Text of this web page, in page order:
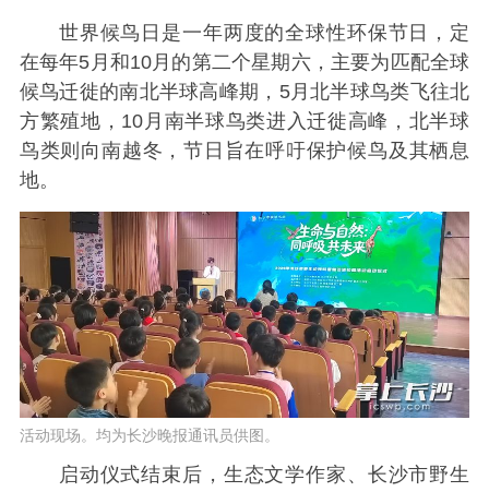
世界候鸟日是一年两度的全球性环保节日，定
在每年5月和10月的第二个星期六，主要为匹配全球
候鸟迁徙的南北半球高峰期，5月北半球鸟类飞往北
方繁殖地，10月南半球鸟类进入迁徙高峰，北半球
鸟类则向南越冬，节日旨在呼吁保护候鸟及其栖息
地。
活动现场。均为长沙晚报通讯员供图。
启动仪式结束后，生态文学作家、长沙市野生